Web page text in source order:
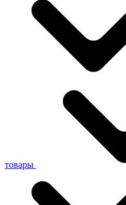
товары